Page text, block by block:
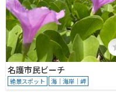
名護市民ビーチ
絶景スポット 海｜海岸｜岬